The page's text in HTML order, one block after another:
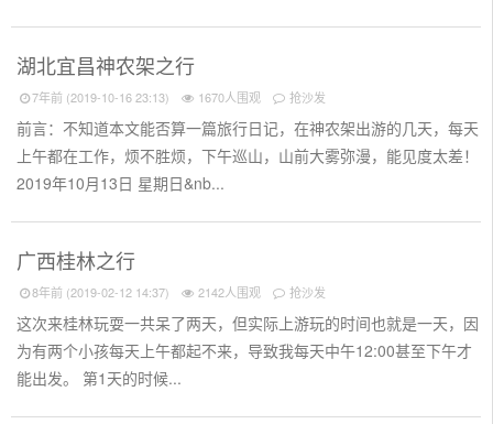
湖北宜昌神农架之行
7年前 (2019-10-16 23:13) 1670人围观 抢沙发
前言：不知道本文能否算一篇旅行日记，在神农架出游的几天，每天
上午都在工作，烦不胜烦，下午巡山，山前大雾弥漫，能见度太差！
2019年10月13日 星期日&nb...
广西桂林之行
8年前 (2019-02-12 14:37) 2142人围观 抢沙发
这次来桂林玩耍一共呆了两天，但实际上游玩的时间也就是一天，因
为有两个小孩每天上午都起不来，导致我每天中午12:00甚至下午才
能出发。 第1天的时候...